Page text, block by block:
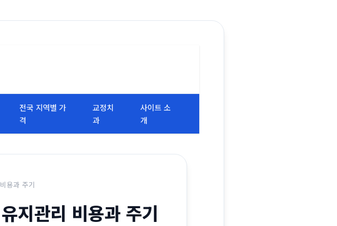
전국 지역별 가
격
교정치
과
사이트 소
개
용과 주기
지관리 비용과 주기